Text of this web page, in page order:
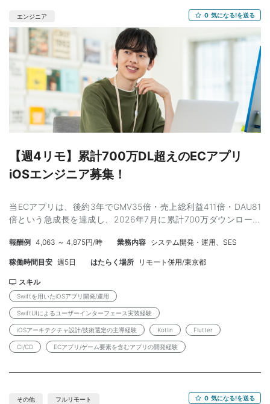
の影響範囲の洗い出しと切り分け -ブランド横断での要件の整理
（個別最適と全体最適の調整） -要件のドキュメント化と、クライ
アント・プロジェクトメンバー間の合意形成 ・シナリオ対応（新
規）：要件の確認・事前調査、データの把握、設計書の作成、
SMCの構築・改修 ・シナリオ対応（既存改修）：コンテンツ変更
に伴う設計書の更新、SMCの構築・改修 ・テスト関連業務：シナ
リオ配信前のテスト設計・実施・確認 ・ドキュメント作成：シナ
リオに関わる各種ドキュメントの整備・更新（設計書・シナリオ
設計書等） ・定例会議への参加：クライアントおよびプロジェク
トメンバーとの定期的な打ち合わせ ・障害対応：AS（オートメー
ションスタジオ）停止等のトラブル発生時の調査・原因特定・報
告 【必要なスキル】 ・Salesforce Marketing Cloud（SMC）の構
築・改修における実務経験 ・シナリオ設計書の作成経験（新規・
改修いずれも可） ・プロジェクトメンバーおよびクライアントと
ートのため交通費なし 【勤務条件】 ・雇用形態 ：業務委託
※弊社と雇用契約を結び、弊社クライアント先での
勤務となります。 ・契約期間 ：即日～長期 （3か月ごとの更新
す。まずはご希望をお伺いできればと思います。 ・勤務地 ：
本リモート勤務となります。 【応募後の流れ】 応募内容の確認 ↓
弊社担当者との面談 ↓ クライアントとの面談 （案件番号：
JN00509840）
エンジニア 0 気になる!を送る
【週4リモ】累計700万DL超えのECアプリ
iOSエンジニア募集！
当ECアプリは、後約3年でGMV35倍・売上総利益411倍・DAU81
倍という急成長を達成し、2026年7月に累計700万ダウンロード
題への対応が急務となっています。 ・ドメイン分離による開発並
列性の向上：チーム拡大に合わせ、各チームが独立して高速デプ
速開発の維持：増加する機能要件を少人数で高品質・高速に開発
し続ける体制の強化 ・AI活用による認知負荷の低減：全エンジニ
アがAIを活用し、iOS・Android両OSを1名で担う「二刀流」開発
の効率化 今回募集するのは、これらの課題に技術的なオーナーシ
ップを持って向き合えるモバイルエンジニアです。 【業務内容】
職能混合チーム（PdM・デザイナー・エンジニア・QA）に加わ
社後はiOSエンジニアとして強みを発揮しながら、AI活用で
流」スタイルでの活躍を期待しています。 ① Swiftを用いたiOS
報酬例 4,063 ～ 4,875円/時 業務内容 システム開発・運用、SES
稼働時間目安 週5日 はたらく場所 リモート併用/東京都
スキル
Swiftを用いたiOSアプリ開発/運用
SwiftUIによるユーザーインターフェース実装経験
iOSアーキテクチャ設計/技術選定の主導経験 Kotlin Flutter
CI/CD ECアプリ/ゲーム要素を含むアプリの開発経験
その他 フルリモート 0 気になる!を送る